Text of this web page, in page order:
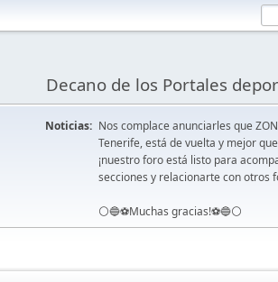
Decano de los Portales
Noticias: Nos complace anunciarles que
Tenerife, está de vuelta y mejor
¡nuestro foro está listo para
secciones y relacionarte con otros
⚪️🔵⚽️Muchas gracias!⚽️🔵⚪️